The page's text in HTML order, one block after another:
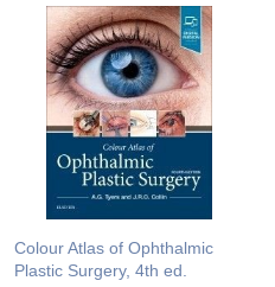
Colour Atlas of Ophthalmic
Plastic Surgery, 4th ed.